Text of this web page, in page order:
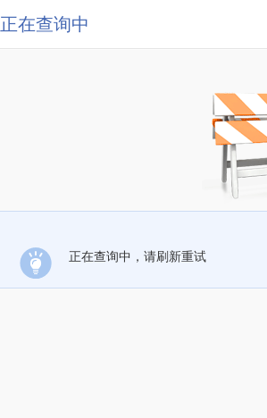
正在查询中
正在查询中，请刷新重试